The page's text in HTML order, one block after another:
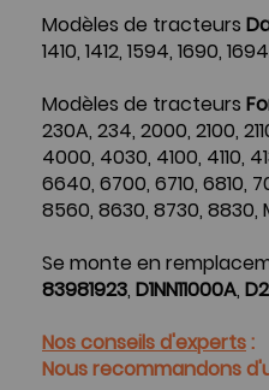
Modèles de tracteurs
1410, 1412, 1594, 1690,
Modèles de tracteurs
230A, 234, 2000, 2100,
4000, 4030, 4100, 4110,
6640, 6700, 6710, 6810,
8560, 8630, 8730, 8830,
Se monte en
83981923, D1NN11000A,
Nos conseils d'experts:
Nous recommandons